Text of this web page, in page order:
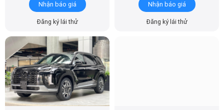
Nhận báo giá
Đăng ký lái thử
Nhận báo giá
Đăng ký lái thử